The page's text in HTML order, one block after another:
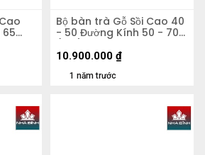
65
Bộ bàn trà Gỗ Sồi Cao 40
- 50 Đường Kính 50 - 70
(cm)
1 năm trước
10.900.000 ₫